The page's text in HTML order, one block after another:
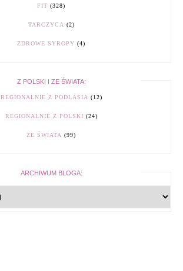
FIT (328)
TARCZYCA (2)
ZDROWE SYROPY (4)
Z POLSKI I ZE ŚWIATA:
REGIONALNIE Z PODLASIA (12)
REGIONALNIE Z POLSKI (24)
ZE ŚWIATA (99)
ARCHIWUM BLOGA: